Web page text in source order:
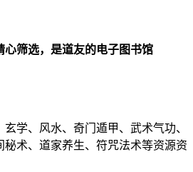
心筛选，是道友的电子图书馆
学、风水、奇门遁甲、武术气功、
术、道家养生、符咒法术等资源资